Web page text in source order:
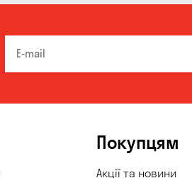
Покупцям
Акції та новини